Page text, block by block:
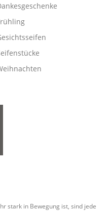
stark in Bewegung ist, sind jede